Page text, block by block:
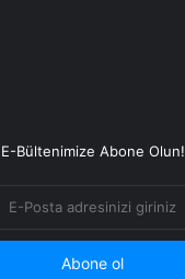
E-Bültenimize Abone Olun!